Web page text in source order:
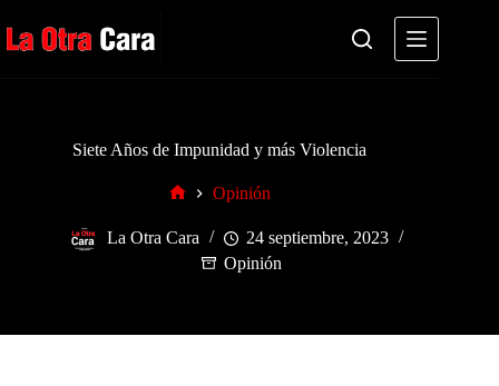
al
contenido
Siete Años de Impunidad y más Violencia
Opinión
La Otra Cara
24 septiembre, 2023
Opinión